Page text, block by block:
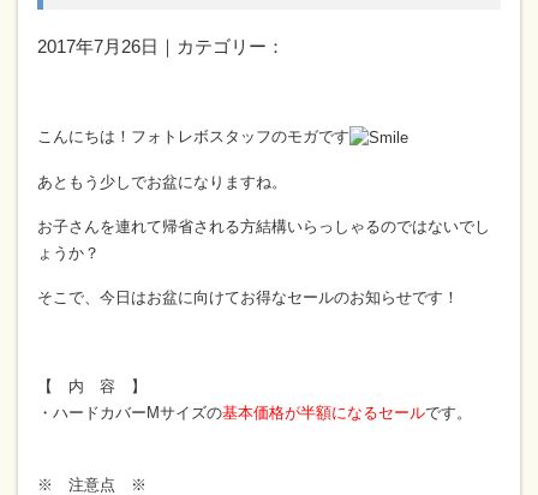
2017年7月26日｜カテゴリー：
こんにちは！フォトレボスタッフのモガです
あともう少しでお盆になりますね。
お子さんを連れて帰省される方結構いらっしゃるのではないでし
ょうか？
そこで、今日はお盆に向けてお得なセールのお知らせです！
【 内 容 】
・ハードカバーMサイズの基本価格が半額になるセールです。
※ 注意点 ※